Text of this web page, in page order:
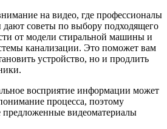
на видео, где профессионалы
дают советы по выбору подходящего
от модели стиральной машины и
канализации. Это поможет вам
устройство, но и продлить
восприятие информации может
процесса, поэтому
предложенные видеоматериалы